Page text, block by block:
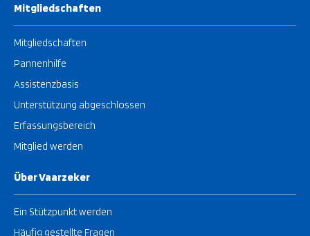
Mitgliedschaften
Mitgliedschaften
Pannenhilfe
Assistenzbasis
Unterstützung abgeschlossen
Erfassungsbereich
Mitglied werden
Über Vaarzeker
Ein Stützpunkt werden
Häufig gestellte Fragen